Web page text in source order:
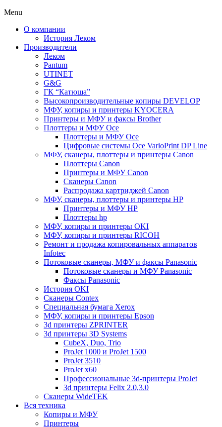
Menu
О компании
История Леком
Производители
Леком
Pantum
UTINET
G&G
ГК “Катюша”
Высокопроизводительные копиры DEVELOP
МФУ, копиры и принтеры KYOCERA
Принтеры и МФУ и факсы Brother
Плоттеры и МФУ Oce
Плоттеры и МФУ Oce
Цифровые системы Oce VarioPrint DP Line
МФУ, сканеры, плоттеры и принтеры Canon
Плоттеры Canon
Принтеры и МФУ Canon
Сканеры Canon
Распродажа картриджей Canon
МФУ, сканеры, плоттеры и принтеры HP
Принтеры и МФУ HP
Плоттеры hp
МФУ, копиры и принтеры OKI
МФУ, копиры и принтеры RICOH
Ремонт и продажа копировальных аппаратов
Infotec
Потоковые сканеры, МФУ и факсы Panasonic
Потоковые сканеры и МФУ Panasonic
Факсы Panasonic
История OKI
Сканеры Contex
Специальная бумага Xerox
МФУ, копиры и принтеры Epson
3d принтеры ZPRINTER
3d принтеры 3D Systems
CubeX, Duo, Trio
ProJet 1000 и ProJet 1500
ProJet 3510
ProJet x60
Профессиональные 3d-принтеры ProJet
3d принтеры Felix 2.0,3.0
Сканеры WideTEK
Вся техника
Копиры и МФУ
Принтеры